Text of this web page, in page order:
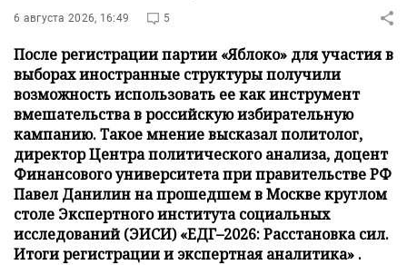
6 августа 2026, 16:49 5
После регистрации партии «Яблоко» для участия в
выборах иностранные структуры получили
возможность использовать ее как инструмент
вмешательства в российскую избирательную
кампанию. Такое мнение высказал политолог,
директор Центра политического анализа, доцент
Финансового университета при правительстве РФ
Павел Данилин на прошедшем в Москве круглом
столе Экспертного института социальных
исследований (ЭИСИ) «ЕДГ–2026: Расстановка сил.
Итоги регистрации и экспертная аналитика» .